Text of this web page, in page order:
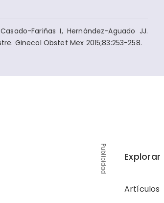
Fariñas I, Hernández-Aguado JJ.
Ginecol Obstet Mex 2015;83:253-258.
Publicidad Explorar
Artículos